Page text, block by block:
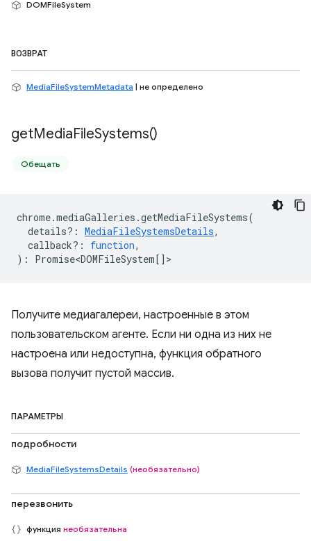
DOMFileSystem
ВОЗВРАТ
MediaFileSystemMetadata | не определено
getMediaFileSystems()
Обещать
chrome.mediaGalleries .getMediaFileSystems(
details? : MediaFileSystemsDetails,
callback? : function,
) : Promise<DOMFileSystem[]>
Получите медиагалереи, настроенные в этом
пользовательском агенте. Если ни одна из них не
настроена или недоступна, функция обратного
вызова получит пустой массив.
ПАРАМЕТРЫ
подробности
MediaFileSystemsDetails (необязательно)
перезвонить
функция необязательна